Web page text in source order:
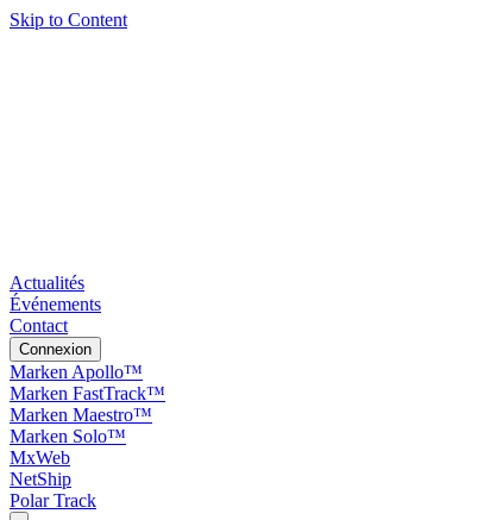
Skip to Content
Actualités
Événements
Contact
Connexion
Marken Apollo™
Marken FastTrack™
Marken Maestro™
Marken Solo™
MxWeb
NetShip
Polar Track